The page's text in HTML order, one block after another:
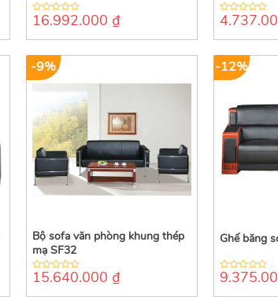
0
of
16.992.000 ₫
0
of
-9%
Bộ sofa văn phòng khung thép
mạ SF32
015.640.000 ₫
-12%
Ghế băng
0